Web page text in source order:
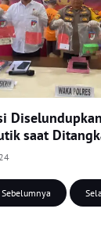
saat
Sebelumnya